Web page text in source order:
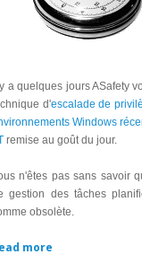
y a quelques jours ASafety
d'escalade de
Windows
remise au goût du jour.
n'êtes pas sans savoir
gestion des tâches
obsolète.
more